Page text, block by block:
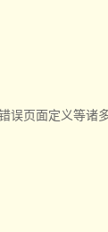
页面定义等诸